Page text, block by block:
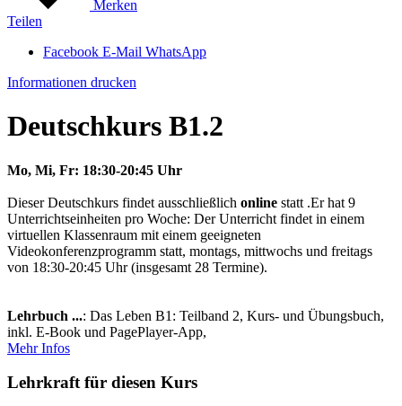
Merken
Teilen
Facebook E-Mail WhatsApp
Informationen drucken
Deutschkurs B1.2
Mo, Mi, Fr: 18:30-20:45 Uhr
Dieser Deutschkurs findet ausschließlich online statt .Er hat 9
Unterrichtseinheiten pro Woche: Der Unterricht findet in einem
virtuellen Klassenraum mit einem geeigneten
Videokonferenzprogramm statt, montags, mittwochs und freitags
von 18:30-20:45 Uhr (insgesamt 28 Termine).
Lehrbuch ...: Das Leben B1: Teilband 2, Kurs- und Übungsbuch,
inkl. E-Book und PagePlayer-App,
Mehr Infos
Lehrkraft für diesen Kurs